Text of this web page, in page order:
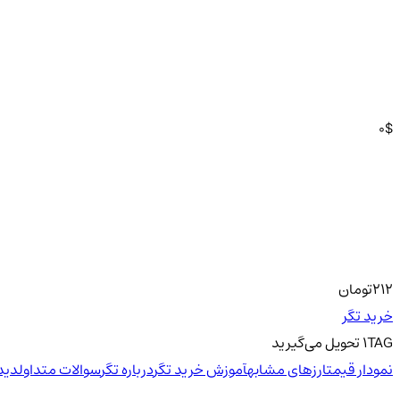
0$
212تومان
خرید تگر
1TAG تحویلمی‌گیرید
نمودار قیمتارزهای مشابهآموزش خرید تگردرباره تگرسوالات متداول